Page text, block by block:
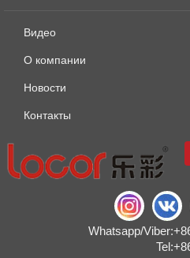
Видео
О компании
Новости
Контакты
Whatsapp/